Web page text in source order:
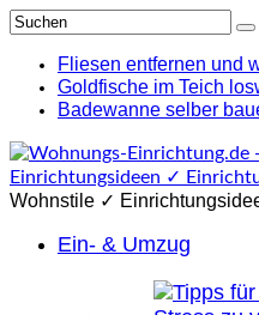
Fliesen entfernen und
Goldfische im Teich
Badewanne selber
Wohnstile ✓
Ein- & Umzug